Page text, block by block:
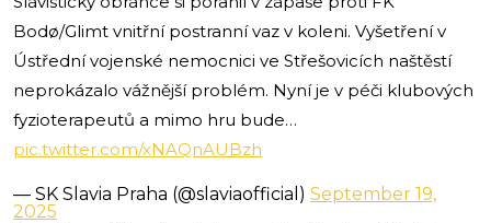
Bodø/Glimt vnitřní postranní vaz v koleni. Vyšetření v
Ústřední vojenské nemocnici ve Střešovicích naštěstí
neprokázalo vážnější problém. Nyní je v péči klubových
fyzioterapeutů a mimo hru bude…
pic.twitter.com/xNAQnAUBzh
— SK Slavia Praha (@slaviaofficial) September 19,
2025